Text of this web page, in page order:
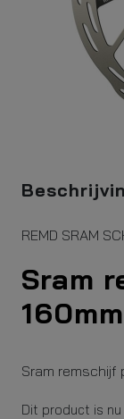
REMD SRAM
Sram
Sram remschijf
Dit product is